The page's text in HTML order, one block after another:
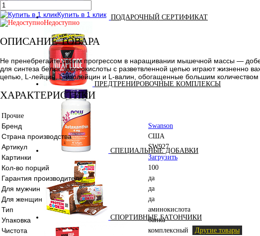
ПОДАРОЧНЫЙ СЕРТИФИКАТ
ПРЕДТРЕНИРОВОЧНЫЕ КОМПЛЕКСЫ
СПЕЦИАЛЬНЫЕ ДОБАВКИ
СПОРТИВНЫЕ БАТОНЧИКИ
Купить в 1 клик
Недоступно
ОПИСАНИЕ ТОВАРА
Не пренебрегайте своим прогрессом в наращивании мышечной массы —
для синтеза белка, аминокислоты с разветвленной цепью играют жизненно
цепью, L-лейцин, L-изолейцин и L-валин, обогащенные большим
ХАРАКТЕРИСТИКИ
Прочие
Бренд Swanson
Страна производства США
Артикул SW927
Картинки Загрузить
Кол-во порций 100
Гарантия производителя да
Для мужчин да
Для женщин да
Тип аминокислота
Упаковка банка
Чистота комплексный Другие товары